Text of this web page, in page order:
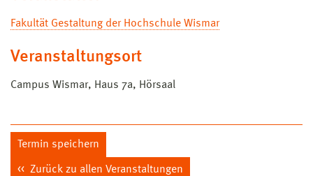
Fakultät Gestaltung der Hochschule Wismar
Veranstaltungsort
Campus Wismar, Haus 7a, Hörsaal
Termin speichern
Zurück zu allen Veranstaltungen